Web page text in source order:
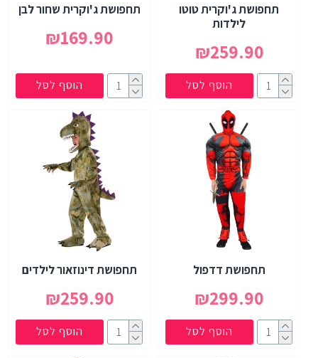
תחפושת ג'וקרית טוטו
לילדות
₪259.90
הוסף לסל
תחפושת ג'וקרית שחור לבן
₪169.90
הוסף לסל
תחפושת דדפול
₪299.90
הוסף לסל
תחפושת דינוזאור לילדים
₪259.90
הוסף לסל